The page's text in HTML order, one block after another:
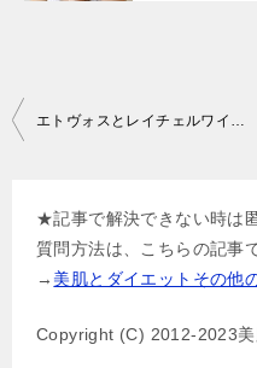
投
エトヴォスとレイチェルワインのミネラルファンデの違いは？
★記事で解決できない時は
質問方法は、こちらの記事
→ 美肌とダイエットその他
Copyright (C) 2012-2023